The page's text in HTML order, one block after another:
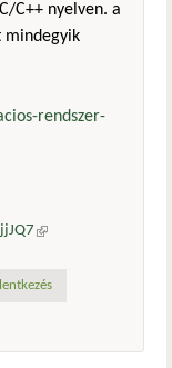
C++ nyelven. a
mindegyik
rendszer-
(külső